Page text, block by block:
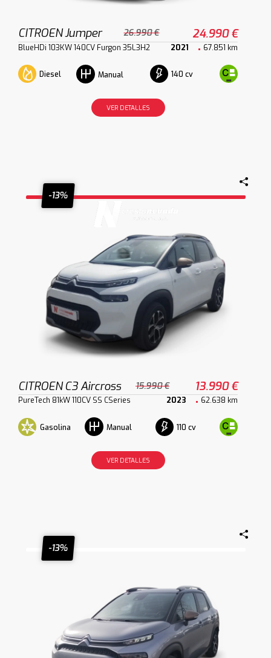
CITROEN Jumper 26.990 € 24.990 €
BlueHDi 103KW 140CV Furgon 35L3H2 2021 67.851 km
Diesel Manual 140 cv
VER DETALLES
-13%
CITROEN C3 Aircross 15.990 € 13.990 €
PureTech 81kW 110CV SS CSeries 2023 62.638 km
Gasolina Manual 110 cv
VER DETALLES
-13%